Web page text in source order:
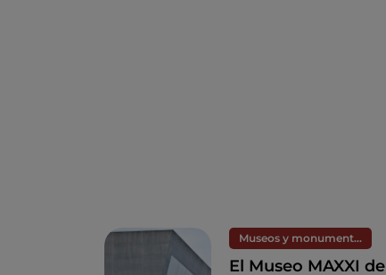
Museos y monumentos
El Museo MAXXI de